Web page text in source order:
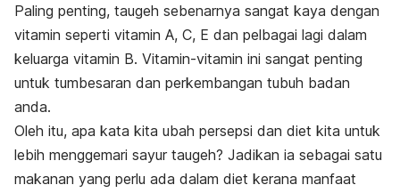
Paling penting, taugeh sebenarnya sangat kaya dengan
vitamin seperti vitamin A, C, E dan pelbagai lagi dalam
keluarga vitamin B. Vitamin-vitamin ini sangat penting
untuk tumbesaran dan perkembangan tubuh badan
anda.
Oleh itu, apa kata kita ubah persepsi dan diet kita untuk
lebih menggemari sayur taugeh? Jadikan ia sebagai satu
makanan yang perlu ada dalam diet kerana manfaat